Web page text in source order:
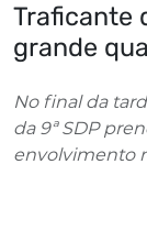
Traficante
grande
No final da
da 9ª SDP
envolvimento